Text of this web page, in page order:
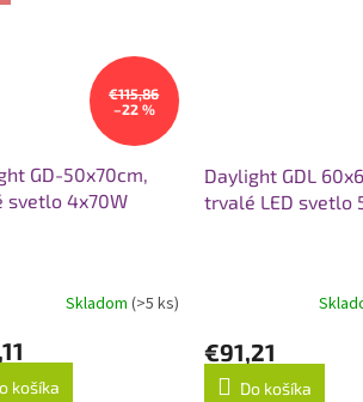
€115,86
–22 %
GD-50x70cm,
svetlo 4x70W
Skladom (>5 ks)
košíka
Daylight GDL
trvalé LED svetlo
€91,21
Do košíka